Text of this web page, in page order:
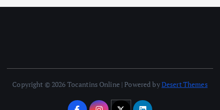
Copyright © 2026 Tocantins Online | Powered byDesert Themes